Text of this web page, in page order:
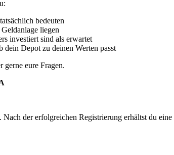
bedeuten
liegen
investiert sind als erwartet
dein Depot zu deinen Werten passt
eure Fragen.
der erfolgreichen Registrierung erhältst du